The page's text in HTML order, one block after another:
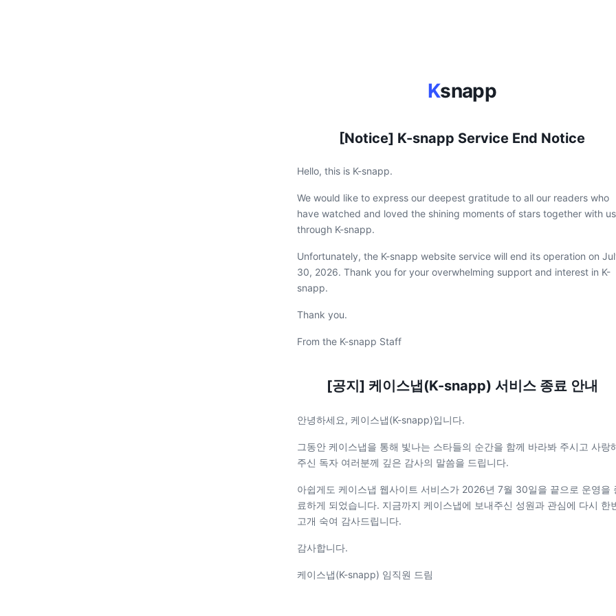
Ksnapp
[Notice] K-snapp Service End Notice
Hello, this is K-snapp.
We would like to express our deepest gratitude to all our readers who
have watched and loved the shining moments of stars together with us
through K-snapp.
Unfortunately, the K-snapp website service will end its operation on
30, 2026. Thank you for your overwhelming support and interest in K-
snapp.
Thank you.
From the K-snapp Staff
[공지] 케이스냅(K-snapp) 서비스 종료 안내
안녕하세요, 케이스냅(K-snapp)입니다.
그동안 케이스냅을 통해 빛나는 스타들의 순간을 함께 바라봐 주시고 사랑
주신 독자 여러분께 깊은 감사의 말씀을 드립니다.
아쉽게도 케이스냅 웹사이트 서비스가 2026년 7월 30일을 끝으로 운영을
료하게 되었습니다. 지금까지 케이스냅에 보내주신 성원과 관심에 다시 한
고개 숙여 감사드립니다.
감사합니다.
케이스냅(K-snapp) 임직원 드림